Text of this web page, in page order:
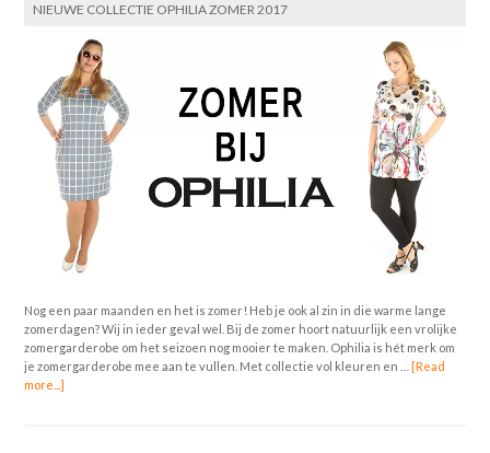
NIEUWE COLLECTIE OPHILIA ZOMER 2017
Nog een paar maanden en het is zomer! Heb je ook al zin in die warme lange
zomerdagen? Wij in ieder geval wel. Bij de zomer hoort natuurlijk een vrolijke
zomergarderobe om het seizoen nog mooier te maken. Ophilia is hét merk om
je zomergarderobe mee aan te vullen. Met collectie vol kleuren en …[Read
more...]